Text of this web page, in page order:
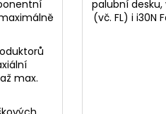
max.
palubní desku,
(vč. FL) i i30N